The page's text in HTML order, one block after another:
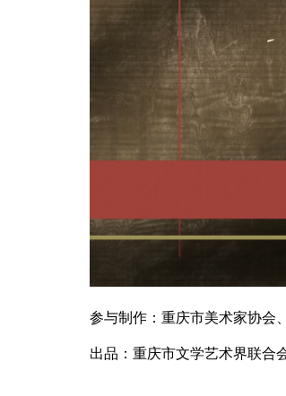
参与制作：重庆市美术家协会
出品：重庆市文学艺术界联合